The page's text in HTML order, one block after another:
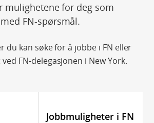
mulighetene for deg som
FN-spørsmål.
du kan søke for å jobbe i FN eller
FN-delegasjonen i New York.
Jobbmuligheter i FN